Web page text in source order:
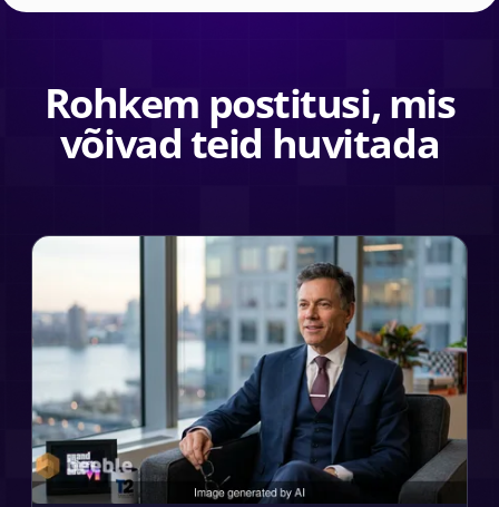
Rohkem postitusi, mis
võivad teid huvitada